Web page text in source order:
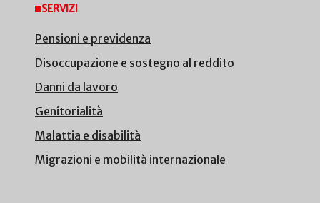
SERVIZI
Pensioni e previdenza
Disoccupazione e sostegno al reddito
Danni da lavoro
Genitorialità
Malattia e disabilità
Migrazioni e mobilità internazionale